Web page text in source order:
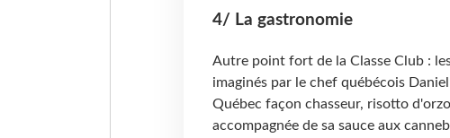
4/ La gastronomie
Autre point fort de la Classe Club :
imaginés par le chef québécois
Québec façon chasseur, risotto
accompagnée de sa sauce aux